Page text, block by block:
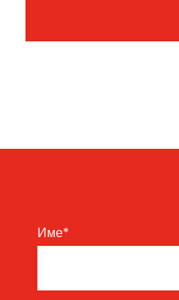
Име*